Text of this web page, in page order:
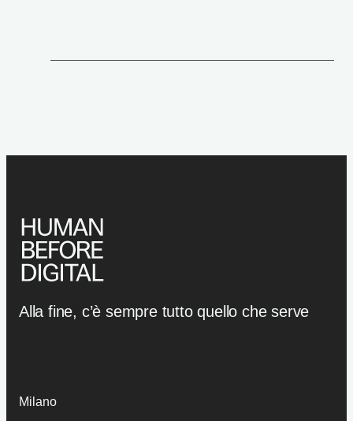
Alla fine, c’è sempre tutto quello che serve
Milano